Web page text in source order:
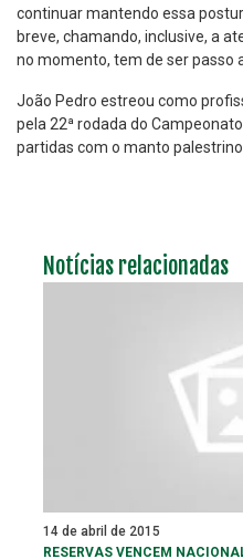
continuar mantendo essa
breve, chamando, inclusive, a
no momento, tem de ser passo
João Pedro estreou como
pela 22ª rodada do
partidas com o manto palestrino.
Notícias relacionadas
14 de abril de 2015
RESERVAS VENCEM